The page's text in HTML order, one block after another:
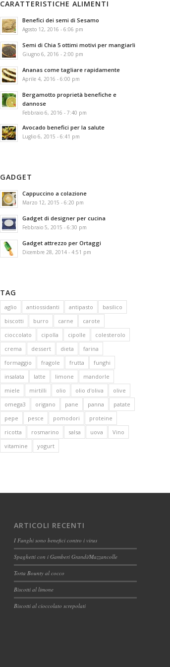
CARATTERISTICHE ALIMENTI
Benefici dei semi di Sesamo
Agosto 12, 2016 - 6:06 pm
Semi di Chia 5 ottimi motivi per mangiarli
Giugno 6, 2016 - 2:00 pm
Ananas come tagliare rapidamente
Aprile 4, 2016 - 6:00 pm
Bergamotto proprietà benefiche e
dannose
Febbraio 6, 2016 - 7:40 pm
Avocado benefici per la salute
Luglio 6, 2015 - 6:41 pm
GADGET
Cappuccino a colazione
Marzo 12, 2015 - 6:20 pm
Gadget di designer per cucina
Febbraio 5, 2015 - 6:30 pm
Gadget attrezzo per Ortaggi
Dicembre 28, 2014 - 4:51 pm
TAG
aglio antiossidanti antipasto
basilico
biscotti
burro carne
carote
cioccolato
cipolla cipolle
colesterolo
crema
dessert dieta
farina
formaggio
fragole frutta
funghi
insalata
latte limone
mandorle
miele
mirtilli olio olio d'oliva
olive
omega3
origano pane panna
patate
pepe
pesce pomodori
proteine
ricotta
rosmarino salsa uova
Vino
vitamine
yogurt
ARTICOLI RECENTI
I Funghi sono benefici contro i virus
Spaghetti con i Gamberi Grandi/Mazzancolle
Torta Bounty al cocco
Biscotti al limone
Biscotti al cioccolato screpolati